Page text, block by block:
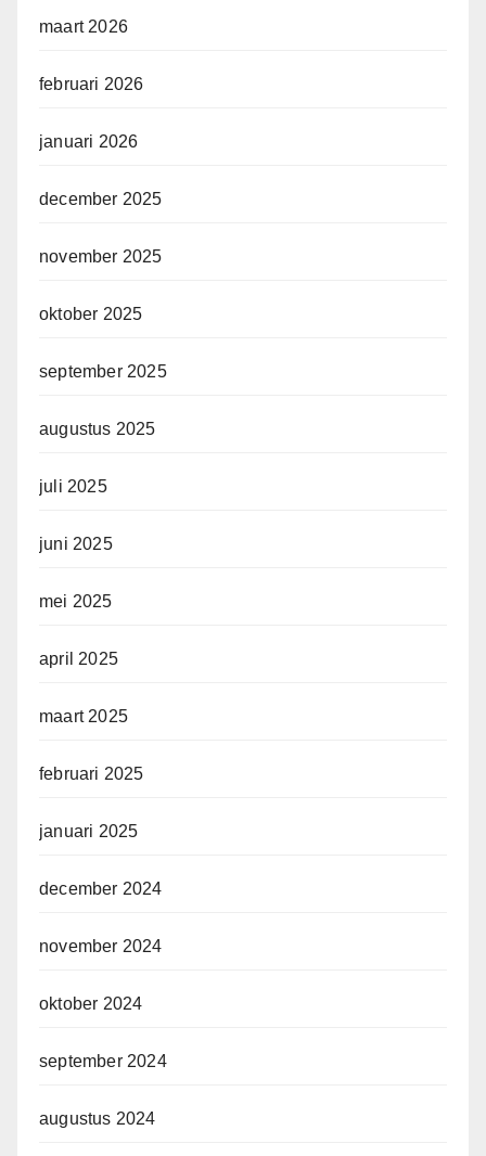
maart 2026
februari 2026
januari 2026
december 2025
november 2025
oktober 2025
september 2025
augustus 2025
juli 2025
juni 2025
mei 2025
april 2025
maart 2025
februari 2025
januari 2025
december 2024
november 2024
oktober 2024
september 2024
augustus 2024